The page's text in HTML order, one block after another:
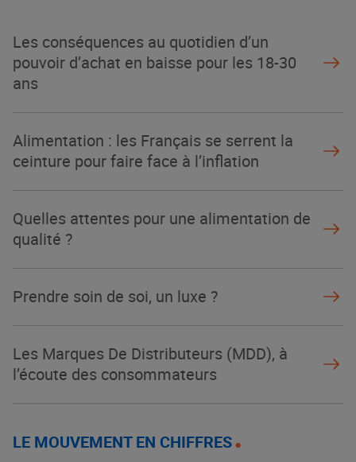
Les conséquences au quotidien d’un
pouvoir d’achat en baisse pour les 18-30
ans
Alimentation : les Français se serrent la
ceinture pour faire face à l’inflation
Quelles attentes pour une alimentation de
qualité ?
Prendre soin de soi, un luxe ?
Les Marques De Distributeurs (MDD), à
l’écoute des consommateurs
LE MOUVEMENT EN CHIFFRES